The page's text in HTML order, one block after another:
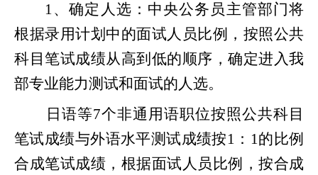
1、确定人选：中央公务员主管部门将
根据录用计划中的面试人员比例，按照公共
科目笔试成绩从高到低的顺序，确定进入我
部专业能力测试和面试的人选。
日语等7个非通用语职位按照公共科目
笔试成绩与外语水平测试成绩按1：1的比例
合成笔试成绩，根据面试人员比例，按合成